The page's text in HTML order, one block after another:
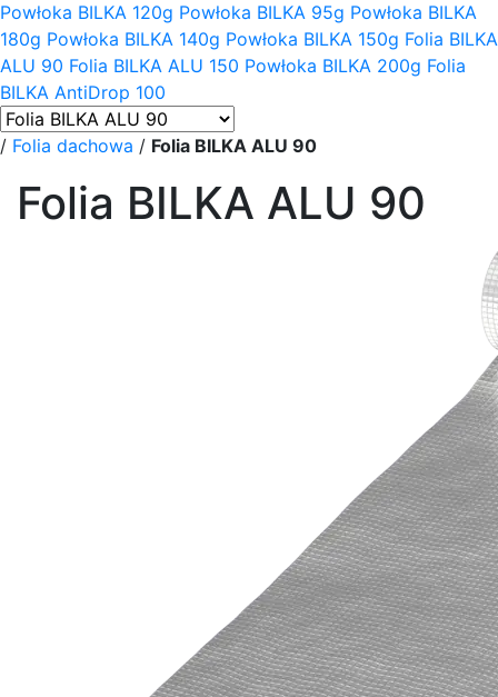
Powłoka BILKA 120g Powłoka BILKA 95g Powłoka BILKA
180g Powłoka BILKA 140g Powłoka BILKA 150g Folia BILKA
ALU 90 Folia BILKA ALU 150 Powłoka BILKA 200g Folia
BILKA AntiDrop 100
/ Folia dachowa / Folia BILKA ALU 90
Folia BILKA ALU 90